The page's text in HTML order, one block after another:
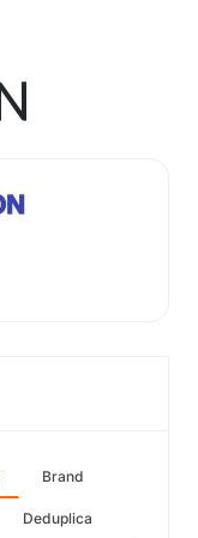
Brand
Deduplica